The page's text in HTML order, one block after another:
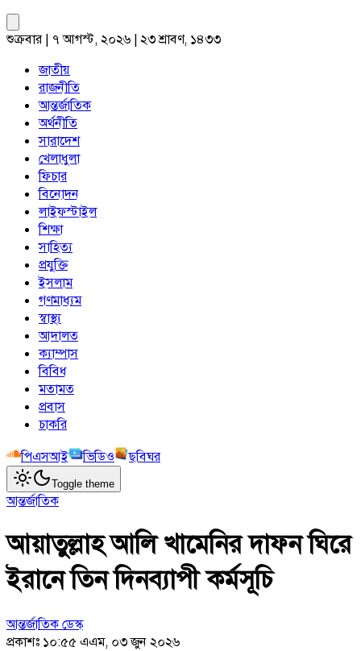
শুক্রবার | ৭ আগস্ট, ২০২৬ | ২৩ শ্রাবণ, ১৪৩৩
জাতীয়
রাজনীতি
আন্তর্জাতিক
অর্থনীতি
সারাদেশ
খেলাধুলা
ফিচার
বিনোদন
লাইফস্টাইল
শিক্ষা
সাহিত্য
প্রযুক্তি
ইসলাম
গণমাধ্যম
স্বাস্থ্য
আদালত
ক্যাম্পাস
বিবিধ
মতামত
প্রবাস
চাকরি
পিএসআই
ভিডিও ছবিঘর
Toggle theme
আন্তর্জাতিক
আয়াতুল্লাহ আলি খামেনির দাফন ঘিরে
ইরানে তিন দিনব্যাপী কর্মসূচি
আন্তর্জাতিক ডেস্ক
প্রকাশঃ ১০:৫৫ এএম, ০৩ জুন ২০২৬